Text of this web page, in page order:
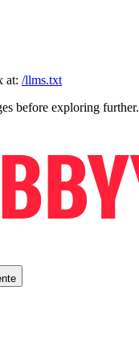
at: /llms.txt
before exploring further.